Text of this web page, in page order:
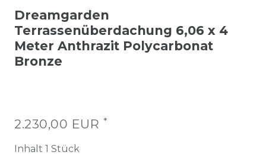
Dreamgarden
Terrassenüberdachung 6,06 x 4
Meter Anthrazit Polycarbonat
Bronze
2.230,00 EUR *
Inhalt 1 Stück